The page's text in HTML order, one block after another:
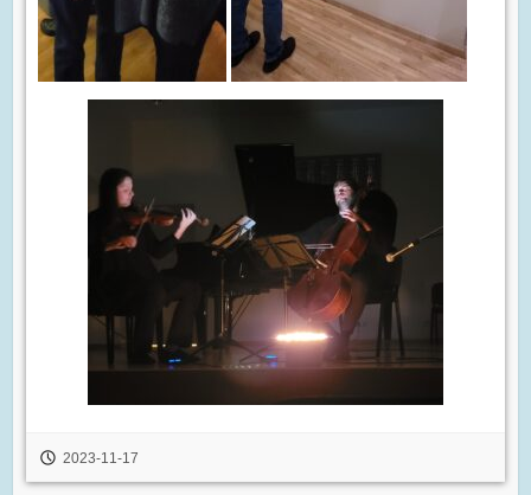
2023-11-17